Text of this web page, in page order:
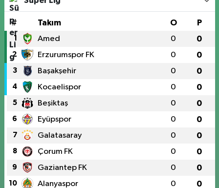
# Takım O P
1 Amed 0 0
2 Erzurumspor FK 0 0
3 Başakşehir 0 0
4 Kocaelispor 0 0
5 Beşiktaş 0 0
6 Eyüpspor 0 0
7 Galatasaray 0 0
8 Çorum FK 0 0
9 Gaziantep FK 0 0
10 Alanyaspor 0 0